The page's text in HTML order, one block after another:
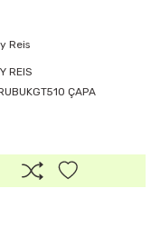
Reis
REIS
ÇAPA